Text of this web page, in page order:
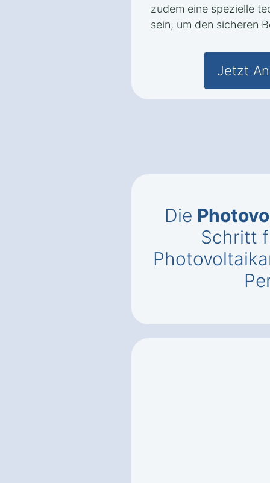
zudem eine spezielle
sein, um den sicheren
Jetzt
Die
Schritt